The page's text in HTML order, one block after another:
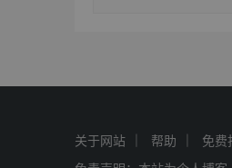
关于网站 帮助 免费